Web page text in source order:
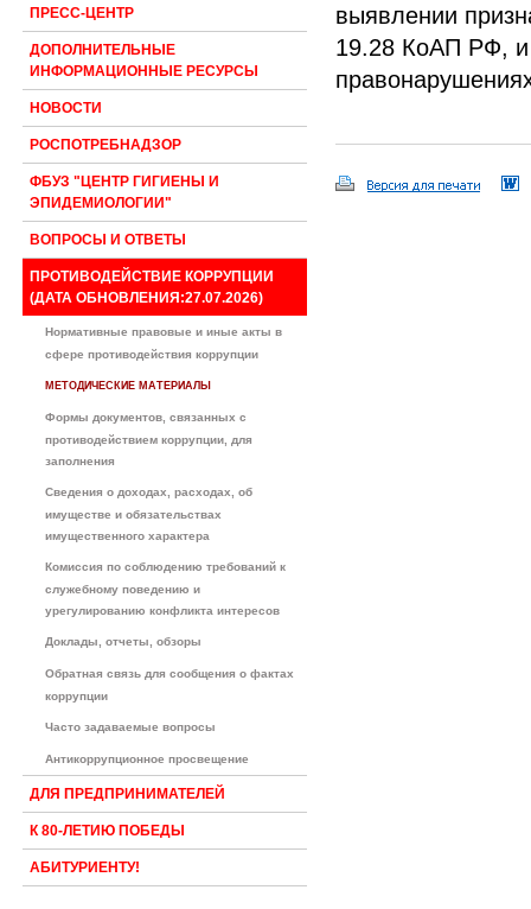
ПРЕСС-ЦЕНТР
ДОПОЛНИТЕЛЬНЫЕ
ИНФОРМАЦИОННЫЕ РЕСУРСЫ
НОВОСТИ
РОСПОТРЕБНАДЗОР
ФБУЗ "ЦЕНТР ГИГИЕНЫ И
ЭПИДЕМИОЛОГИИ"
ВОПРОСЫ И ОТВЕТЫ
ПРОТИВОДЕЙСТВИЕ КОРРУПЦИИ
(ДАТА ОБНОВЛЕНИЯ:27.07.2026)
Нормативные правовые и иные акты в
сфере противодействия коррупции
МЕТОДИЧЕСКИЕ МАТЕРИАЛЫ
Формы документов, связанных с
противодействием коррупции, для
заполнения
Сведения о доходах, расходах, об
имуществе и обязательствах
имущественного характера
Комиссия по соблюдению требований к
служебному поведению и
урегулированию конфликта интересов
Доклады, отчеты, обзоры
Обратная связь для сообщения о фактах
коррупции
Часто задаваемые вопросы
Антикоррупционное просвещение
ДЛЯ ПРЕДПРИНИМАТЕЛЕЙ
К 80-ЛЕТИЮ ПОБЕДЫ
АБИТУРИЕНТУ!
выявлении
19.28 КоАП РФ, и